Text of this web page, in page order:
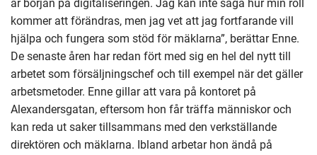
är början på digitaliseringen. Jag kan inte säga hur min roll
kommer att förändras, men jag vet att jag fortfarande vill
hjälpa och fungera som stöd för mäklarna”, berättar Enne.
De senaste åren har redan fört med sig en hel del nytt till
arbetet som försäljningschef och till exempel när det gäller
arbetsmetoder. Enne gillar att vara på kontoret på
Alexandersgatan, eftersom hon får träffa människor och
kan reda ut saker tillsammans med den verkställande
direktören och mäklarna. Ibland arbetar hon ändå på